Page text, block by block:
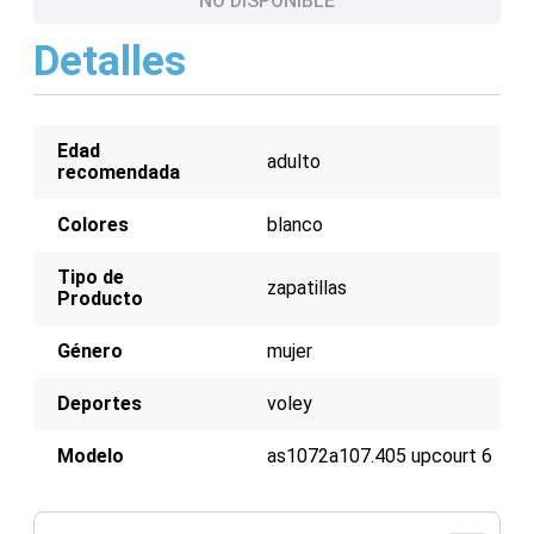
Detalles
Edad
recomendada
adulto
Colores blanco
Tipo de
Producto
zapatillas
Género mujer
Deportes voley
Modelo as1072a107.405 upcourt 6